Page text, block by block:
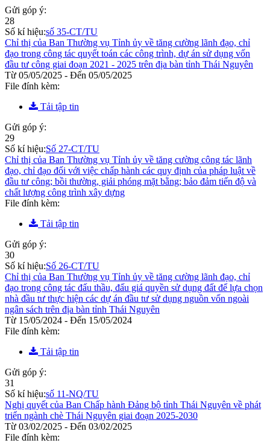
Gửi góp ý:
28
Số kí hiệu:số 35-CT/TU
Chỉ thị của Ban Thường vụ Tỉnh ủy về tăng cường lãnh đạo, chỉ
đạo trong công tác quyết toán các công trình, dự án sử dụng vốn
đầu tư công giai đoạn 2021 - 2025 trên địa bàn tỉnh Thái Nguyên
Từ 05/05/2025 - Đến 05/05/2025
File đính kèm:
Tải tập tin
Gửi góp ý:
29
Số kí hiệu:Số 27-CT/TU
Chỉ thị của Ban Thường vụ Tỉnh ủy về tăng cường công tác lãnh
đạo, chỉ đạo đối với việc chấp hành các quy định của pháp luật về
đầu tư công; bồi thường, giải phóng mặt bằng; bảo đảm tiến độ và
chất lượng công trình xây dựng
File đính kèm:
Tải tập tin
Gửi góp ý:
30
Số kí hiệu:Số 26-CT/TU
Chỉ thị của Ban Thường vụ Tỉnh ủy về tăng cường lãnh đạo, chỉ
đạo trong công tác đấu thầu, đấu giá quyền sử dụng đất để lựa chọn
nhà đầu tư thực hiện các dự án đầu tư sử dụng nguồn vốn ngoài
ngân sách trên địa bàn tỉnh Thái Nguyên
Từ 15/05/2024 - Đến 15/05/2024
File đính kèm:
Tải tập tin
Gửi góp ý:
31
Số kí hiệu:số 11-NQ/TU
Nghị quyết của Ban Chấp hành Đảng bộ tỉnh Thái Nguyên về phát
triển ngành chè Thái Nguyên giai đoạn 2025-2030
Từ 03/02/2025 - Đến 03/02/2025
File đính kèm: